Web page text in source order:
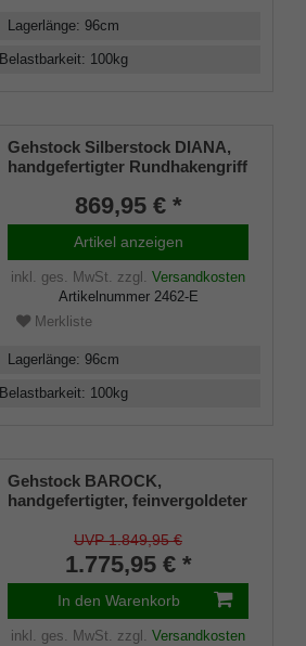
Lagerlänge: 96cm
Belastbarkeit: 100kg
Gehstock Silberstock DIANA,
handgefertigter Rundhakengriff
schlichten aber eleganten
Ziselierungen, aufgesetzt auf
einen Stock aus edlem
Makassar Ebenholz, inklusiv
Schlankpuffer.
869,95 € *
Artikel anzeigen
inkl. ges. MwSt. zzgl. Versandkosten
Artikelnummer 2462-E
Merkliste
Lagerlänge: 96cm
Belastbarkeit: 100kg
Gehstock BAROCK,
handgefertigter, feinvergoldeter
aus edlem Makassar-Ebenholz
98 cm, inkl. Gummipuffer.
UVP 1.849,95 €
1.775,95 € *
In den Warenkorb
inkl. ges. MwSt. zzgl. Versandkosten